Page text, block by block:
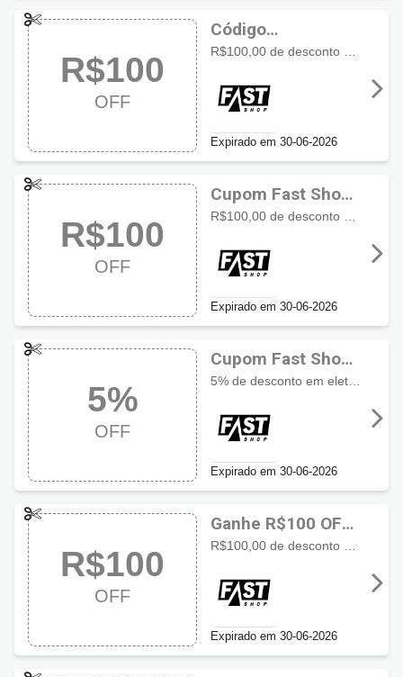
R$100
OFF
Código
promocional Fast
OFF
Expirado em 30-06-2026
R$100
OFF
Cupom Fast Shop
com R$100 OFF
Expirado em 30-06-2026
5%
OFF
Cupom Fast Shop
com 5% OFF
Expirado em 30-06-2026
R$100
OFF
Ganhe R$100 OFF
com cupom Fast
Expirado em 30-06-2026